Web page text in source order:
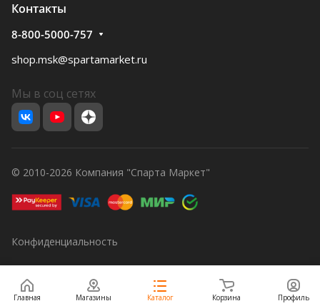
Контакты
8-800-5000-757
shop.msk@spartamarket.ru
Мы в соц сетях
© 2010-2026 Компания "Спарта Маркет"
Конфиденциальность
Главная Магазины Каталог Корзина Профиль